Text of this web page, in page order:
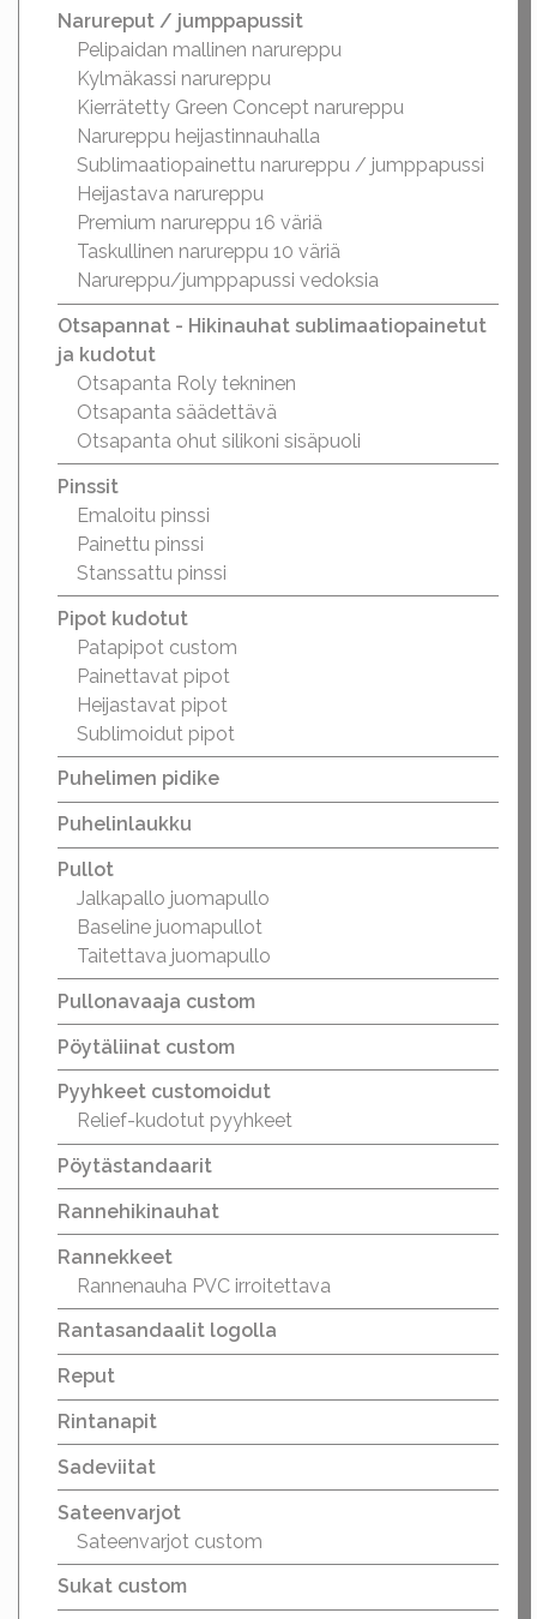
Narureput / jumppapussit
Pelipaidan mallinen narureppu
Kylmäkassi narureppu
Kierrätetty Green Concept narureppu
Narureppu heijastinnauhalla
Sublimaatiopainettu narureppu / jumppapussi
Heijastava narureppu
Premium narureppu 16 väriä
Taskullinen narureppu 10 väriä
Narureppu/jumppapussi vedoksia
Otsapannat - Hikinauhat sublimaatiopainetut
ja kudotut
Otsapanta Roly tekninen
Otsapanta säädettävä
Otsapanta ohut silikoni sisäpuoli
Pinssit
Emaloitu pinssi
Painettu pinssi
Stanssattu pinssi
Pipot kudotut
Patapipot custom
Painettavat pipot
Heijastavat pipot
Sublimoidut pipot
Puhelimen pidike
Puhelinlaukku
Pullot
Jalkapallo juomapullo
Baseline juomapullot
Taitettava juomapullo
Pullonavaaja custom
Pöytäliinat custom
Pyyhkeet customoidut
Relief-kudotut pyyhkeet
Pöytästandaarit
Rannehikinauhat
Rannekkeet
Rannenauha PVC irroitettava
Rantasandaalit logolla
Reput
Rintanapit
Sadeviitat
Sateenvarjot
Sateenvarjot custom
Sukat custom